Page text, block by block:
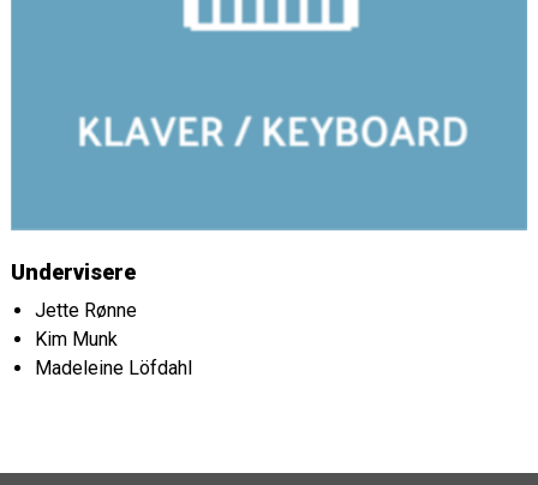
Undervisere
Jette Rønne
Kim Munk
Madeleine Löfdahl